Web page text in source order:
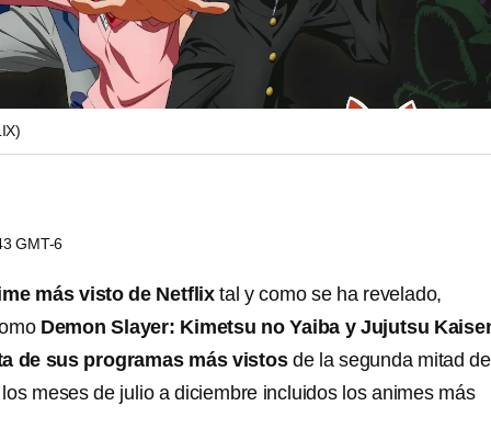
GMT-6
más visto de Netflix tal y como se ha revelado,
Demon Slayer: Kimetsu no Yaiba y Jujutsu
de sus programas más vistos de la segunda mitad
meses de julio a diciembre incluidos los animes más